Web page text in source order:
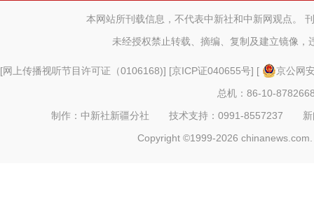
领导读
本网站所刊载信息，不代表中新社和中新网观点。
未经授权禁止转载、摘编、复制及建立镜像，
[网上传播视听节目许可证（0106168)] [京ICP证040655号] [
京公网
总机：86-10-
制作：中新社新疆分社 技术支持：0991-8557237
Copyright ©1999-2026